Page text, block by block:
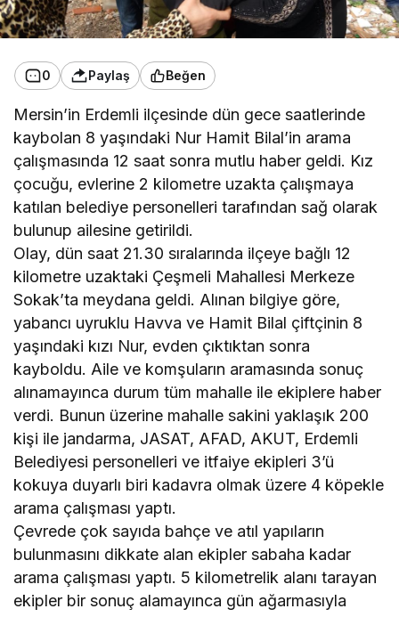
0 Paylaş Beğen
Mersin’in Erdemli ilçesinde dün gece saatlerinde
kaybolan 8 yaşındaki Nur Hamit Bilal’in arama
çalışmasında 12 saat sonra mutlu haber geldi. Kız
çocuğu, evlerine 2 kilometre uzakta çalışmaya
katılan belediye personelleri tarafından sağ olarak
bulunup ailesine getirildi.
Olay, dün saat 21.30 sıralarında ilçeye bağlı 12
kilometre uzaktaki Çeşmeli Mahallesi Merkeze
Sokak’ta meydana geldi. Alınan bilgiye göre,
yabancı uyruklu Havva ve Hamit Bilal çiftçinin 8
yaşındaki kızı Nur, evden çıktıktan sonra
kayboldu. Aile ve komşuların aramasında sonuç
alınamayınca durum tüm mahalle ile ekiplere haber
verdi. Bunun üzerine mahalle sakini yaklaşık 200
kişi ile jandarma, JASAT, AFAD, AKUT, Erdemli
Belediyesi personelleri ve itfaiye ekipleri 3’ü
kokuya duyarlı biri kadavra olmak üzere 4 köpekle
arama çalışması yaptı.
Çevrede çok sayıda bahçe ve atıl yapıların
bulunmasını dikkate alan ekipler sabaha kadar
arama çalışması yaptı. 5 kilometrelik alanı tarayan
ekipler bir sonuç alamayınca gün ağarmasıyla